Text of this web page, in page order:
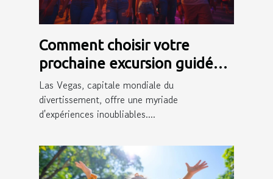
Comment choisir votre
prochaine excursion guidée
en français à Las Vegas
Las Vegas, capitale mondiale du
divertissement, offre une myriade
d'expériences inoubliables....